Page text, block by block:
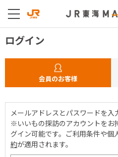
ログイン
会員のお客様
メールアドレスとパスワードを入
※いいもの探訪のアカウントをお
グイン可能です。 ご利用条件や個
約が適用されます。